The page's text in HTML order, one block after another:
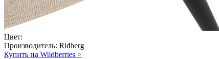
Цвет:
Производитель: Ridberg
Купить на Wildberries >